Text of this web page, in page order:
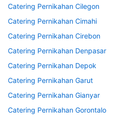
Catering Pernikahan Cilegon
Catering Pernikahan Cimahi
Catering Pernikahan Cirebon
Catering Pernikahan Denpasar
Catering Pernikahan Depok
Catering Pernikahan Garut
Catering Pernikahan Gianyar
Catering Pernikahan Gorontalo